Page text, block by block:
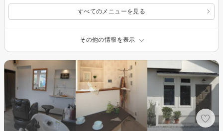
すべてのメニューを見る
その他の情報を表示